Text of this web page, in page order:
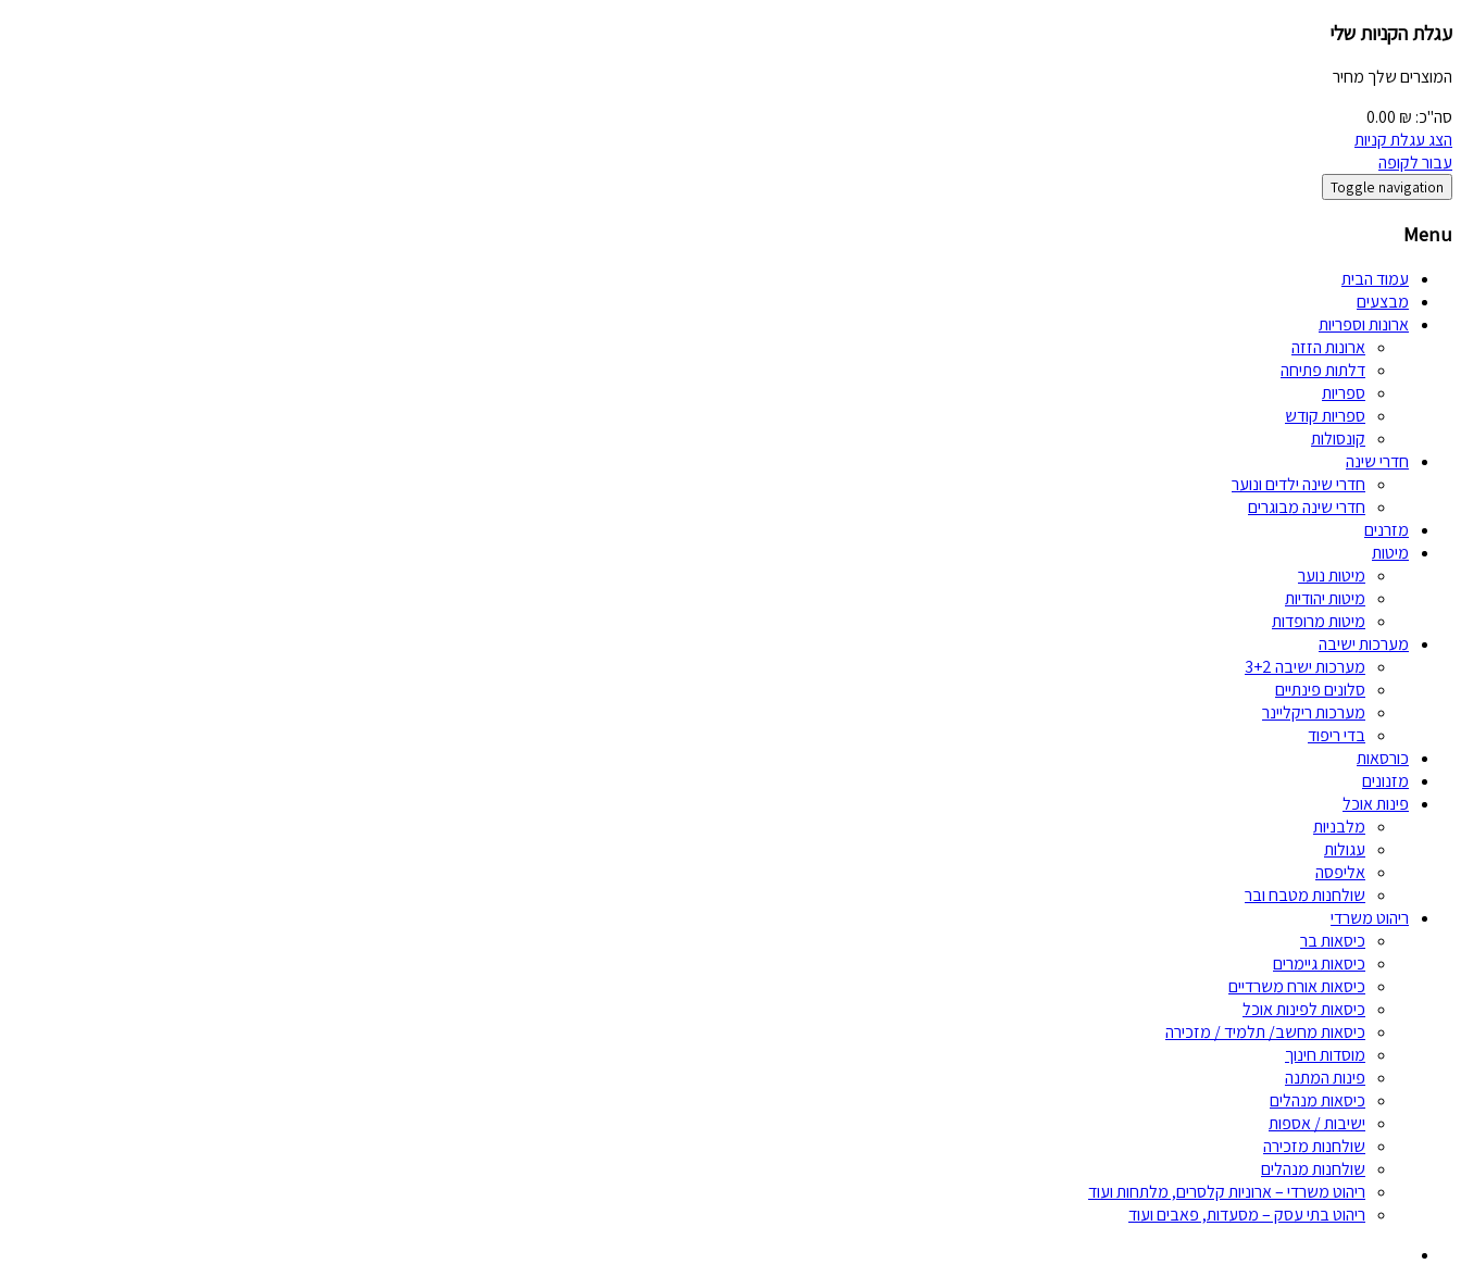
עגלת הקניות שלי
המוצרים שלך מחיר
סה"כ:
0.00 ₪
הצג עגלת קניות
עבור לקופה
Toggle navigation
Menu
עמוד הבית
מבצעים
ארונות וספריות
ארונות הזזה
דלתות פתיחה
ספריות
ספריות קודש
קונסולות
חדרי שינה
חדרי שינה ילדים ונוער
חדרי שינה מבוגרים
מזרנים
מיטות
מיטות נוער
מיטות יהודיות
מיטות מרופדות
מערכות ישיבה
מערכות ישיבה 3+2
סלונים פינתיים
מערכות ריקליינר
בדי ריפוד
כורסאות
מזנונים
פינות אוכל
מלבניות
עגולות
אליפסה
שולחנות מטבח ובר
ריהוט משרדי
כיסאות בר
כיסאות גיימרים
כיסאות אורח משרדיים
כיסאות לפינות אוכל
כיסאות מחשב/ תלמיד / מזכירה
מוסדות חינוך
פינות המתנה
כיסאות מנהלים
ישיבות / אספות
שולחנות מזכירה
שולחנות מנהלים
ריהוט משרדי – ארוניות קלסרים, מלתחות ועוד
ריהוט בתי עסק – מסעדות, פאבים ועוד